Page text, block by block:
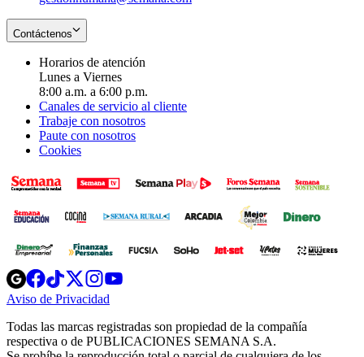
Contáctenos
Horarios de atención
Lunes a Viernes
8:00 a.m. a 6:00 p.m.
Canales de servicio al cliente
Trabaje con nosotros
Paute con nosotros
Cookies
Opens
in
new
Opens
in
new
Opens
in
new
window
Opens
new
windowwindow
Aviso de Privacidad
new
window
Todas las marcas registradas son propiedad de la compañía
respectiva o de PUBLICACIONES SEMANA S.A.